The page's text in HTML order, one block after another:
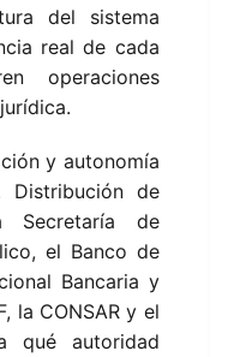
del sistema
real de cada
operaciones
y autonomía
Distribución de
Secretaría de
el Banco de
Bancaria y
la CONSAR y el
qué autoridad